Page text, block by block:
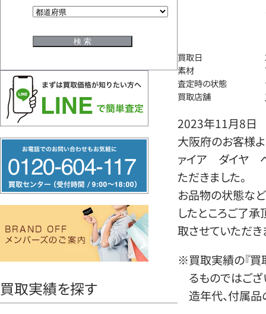
リ
ー
ヤ
買取実績を探す
買取日
素材
査定時の状態
買取店舗
2023年11月8日
大阪府のお客様
ァイア ダイヤ ペ
ただきました。
お品物の状態など
したところご了
取させていただき
※買取実績の『買
るものではござ
造年代、付属品